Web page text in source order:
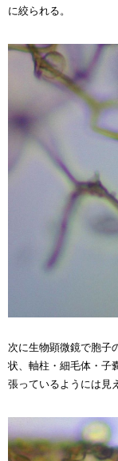
に絞られる。
次に生物顕微鏡で胞子
状、軸柱・細毛体・子
張っているようには見